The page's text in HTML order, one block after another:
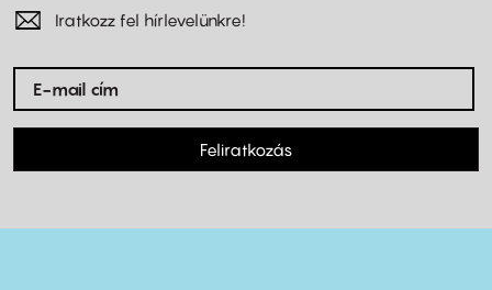
Iratkozz fel hírlevelünkre!
Feliratkozás